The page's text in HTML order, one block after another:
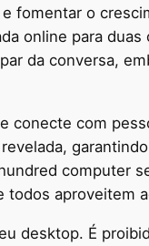
fomentar o
online para
da conversa,
com
computer
aproveitem
desktop. É